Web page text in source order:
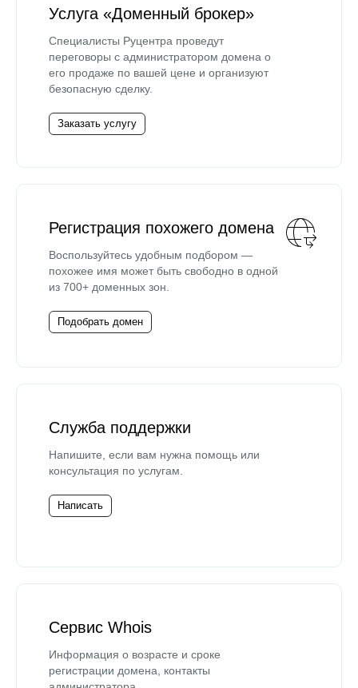
Услуга «Доменный брокер»
Специалисты Руцентра проведут
переговоры с администратором домена о
его продаже по вашей цене и организуют
безопасную сделку.
Заказать услугу
Регистрация похожего домена
Воспользуйтесь удобным подбором —
похожее имя может быть свободно в одной
из 700+ доменных зон.
Подобрать домен
Служба поддержки
Напишите, если вам нужна помощь или
консультация по услугам.
Написать
Сервис Whois
Информация о возрасте и сроке
регистрации домена, контакты